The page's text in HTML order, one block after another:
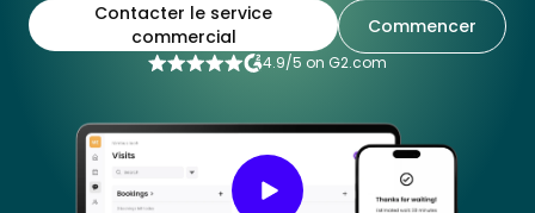
Contacter le service
commercial
Commencer
4.9/5 on G2.com